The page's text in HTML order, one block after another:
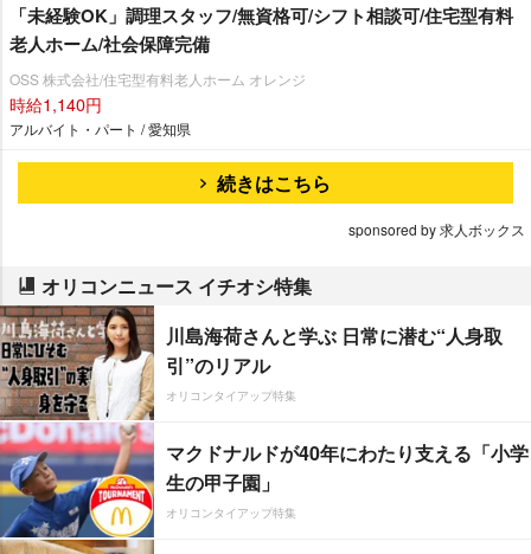
「未経験OK」調理スタッフ/無資格可/シフト相談可/住宅型有料
老人ホーム/社会保障完備
OSS 株式会社/住宅型有料老人ホーム オレンジ
時給1,140円
アルバイト・パート / 愛知県
続きはこちら
sponsored by 求人ボックス
オリコンニュース イチオシ特集
川島海荷さんと学ぶ 日常に潜む“人身取
引”のリアル
オリコンタイアップ特集
マクドナルドが40年にわたり支える「小学
生の甲子園」
オリコンタイアップ特集